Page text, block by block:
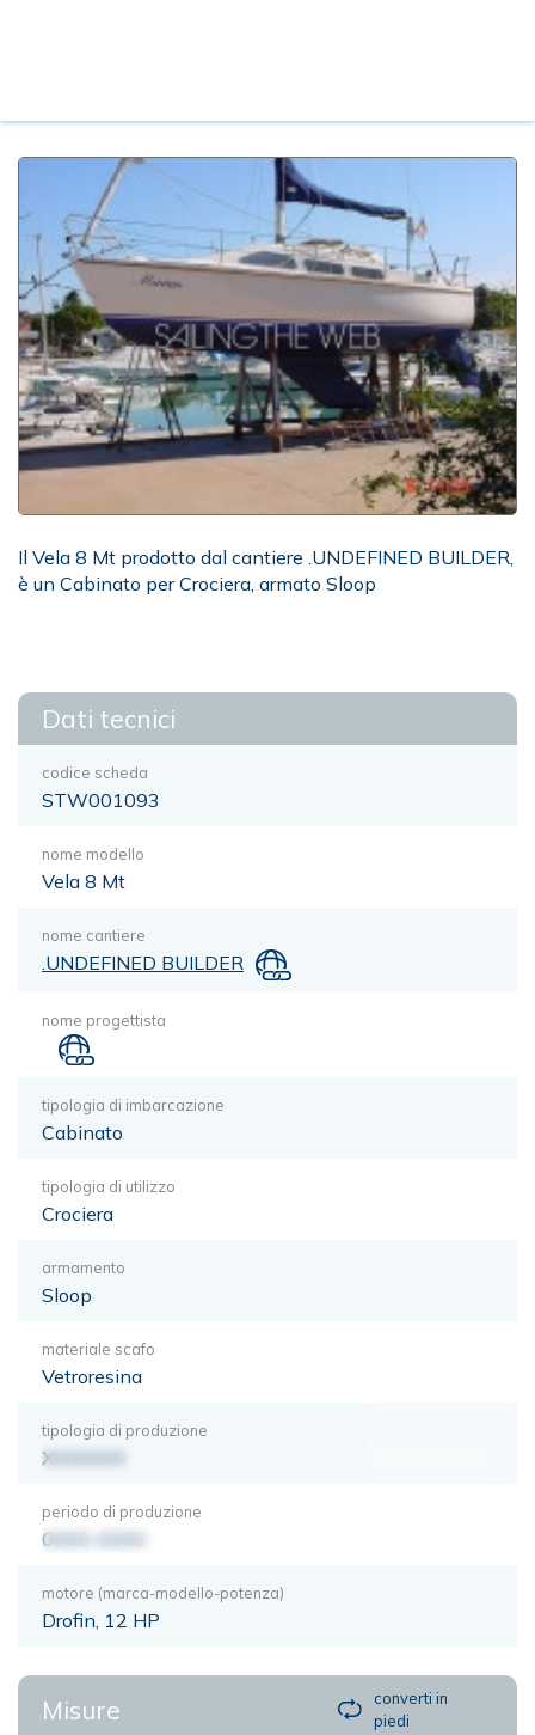
Il Vela 8 Mt prodotto dal cantiere .UNDEFINED BUILDER,
è un Cabinato per Crociera, armato Sloop
Dati tecnici
codice scheda
STW001093
nome modello
Vela 8 Mt
nome cantiere
.UNDEFINED BUILDER
nome progettista
tipologia di imbarcazione
Cabinato
tipologia di utilizzo
Crociera
armamento
Sloop
materiale scafo
Vetroresina
tipologia di produzione
XXXXXXX
periodo di produzione
0000-0000
motore (marca-modello-potenza)
Drofin, 12 HP
Misure
converti in
piedi